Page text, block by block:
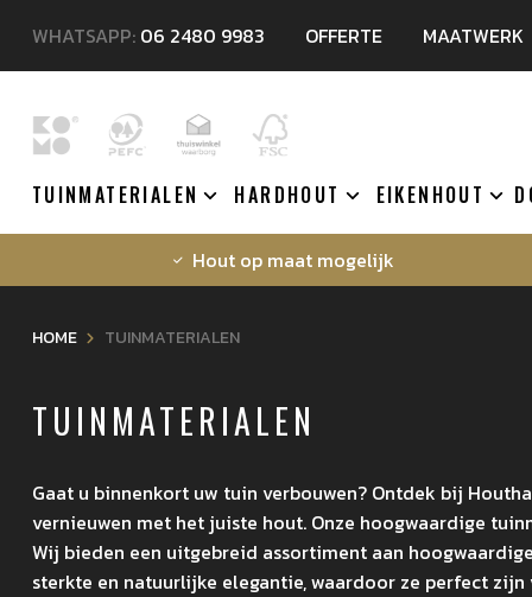
WHATSAPP: 06 2480 9983 OFFERTE MAATWERK
TUINMATERIALEN HARDHOUT EIKENHOUT
Hout op maat mogelijk
HOME TUINMATERIALEN
TUINMATERIALEN
Gaat u binnenkort uw tuin verbouwen? Ontdek bij
vernieuwen met het juiste hout. Onze hoogwaardige
Wij bieden een uitgebreid assortiment aan
sterkte en natuurlijke elegantie, waardoor ze perfect